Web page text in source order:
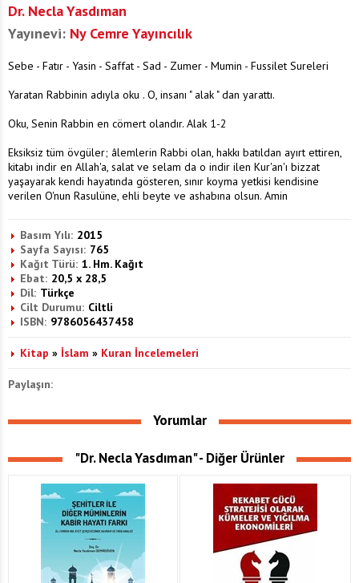
Dr. Necla Yasdıman
Yayınevi: Ny Cemre Yayıncılık
Sebe - Fatır - Yasin - Saffat - Sad - Zumer - Mumin - Fussilet Sureleri
Yaratan Rabbinin adıyla oku . O, insanı " alak " dan yarattı.
Oku, Senin Rabbin en cömert olandır. Alak 1-2
Eksiksiz tüm övgüler; âlemlerin Rabbi olan, hakkı batıldan ayırt ettiren,
kitabı indir en Allah'a, salat ve selam da o indir ilen Kur'an'ı bizzat
yaşayarak kendi hayatında gösteren, sınır koyma yetkisi kendisine
verilen O'nun Rasulüne, ehli beyte ve ashabına olsun. Amin
Basım Yılı: 2015
Sayfa Sayısı: 765
Kağıt Türü: 1. Hm. Kağıt
Ebat: 20,5 x 28,5
Dil: Türkçe
Cilt Durumu: Ciltli
ISBN: 9786056437458
Kitap » İslam » Kuran İncelemeleri
Paylaşın:
Yorumlar
"Dr. Necla Yasdıman" - Diğer Ürünler